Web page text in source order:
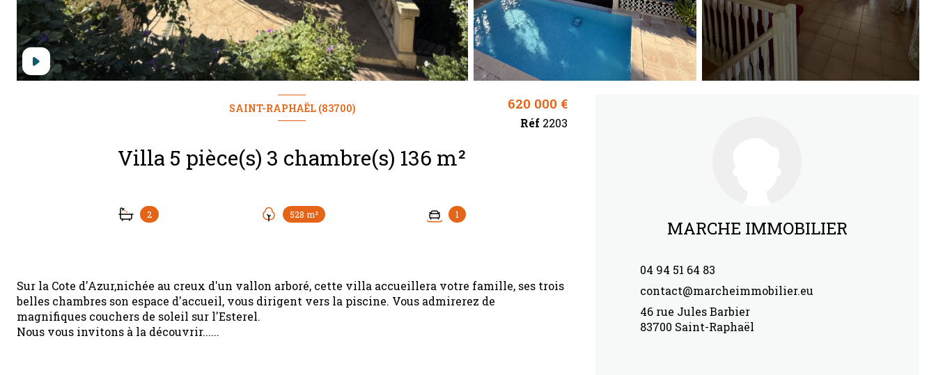
SAINT-RAPHAËL (83700)
Villa 5 pièce(s) 3 chambre(s) 136 m²
2 528 m² 1
620 000 €
Réf 2203
Sur la Cote d'Azur,nichée au creux d'un vallon arboré, cette villa accueillera votre famille, ses trois
belles chambres son espace d'accueil, vous dirigent vers la piscine. Vous admirerez de
magnifiques couchers de soleil sur l'Esterel.
Nous vous invitons à la découvrir......
MARCHE IMMOBILIER
04 94 51 64 83
contact@marcheimmobilier.eu
46 rue Jules Barbier
83700 Saint-Raphaël